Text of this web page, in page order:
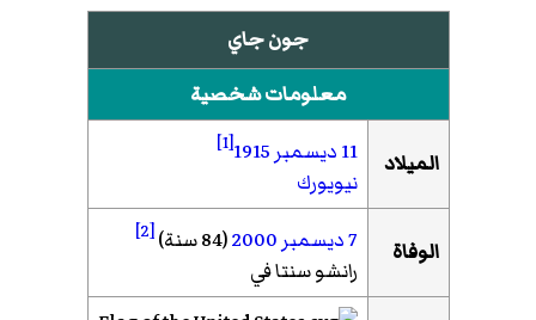
جون جاي
معلومات شخصية
الميلاد 11 ديسمبر 1915
[1]
نيويورك
الوفاة 7 ديسمبر 2000(84 سنة) [2]
رانشو سنتا في